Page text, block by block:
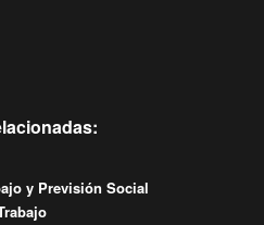
y Previsión Social